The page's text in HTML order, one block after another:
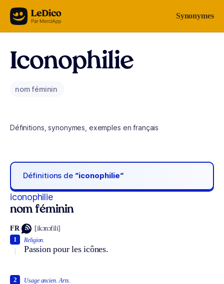
Aller au contenu Synonymes
Iconophilie
nom féminin
Définitions, synonymes, exemples en français
Définitions de “iconophilie“
iconophilie
nom féminin
FR [ikɔnɔfili]
Religion.
Passion pour les icônes.
1
Usage ancien. Arts.
2